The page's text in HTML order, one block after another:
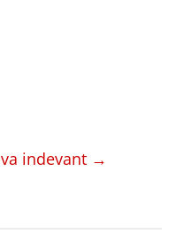
va indevant →